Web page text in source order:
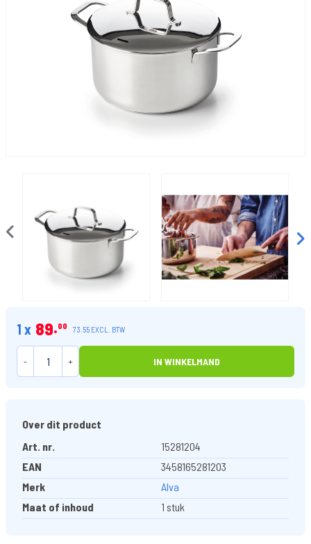
1 x 89 00 73.55 EXCL. BTW
- + IN WINKELMAND
Over dit product
Art. nr.
15281204
EAN
3458165281203
Merk
Alva
Maat of inhoud
1 stuk